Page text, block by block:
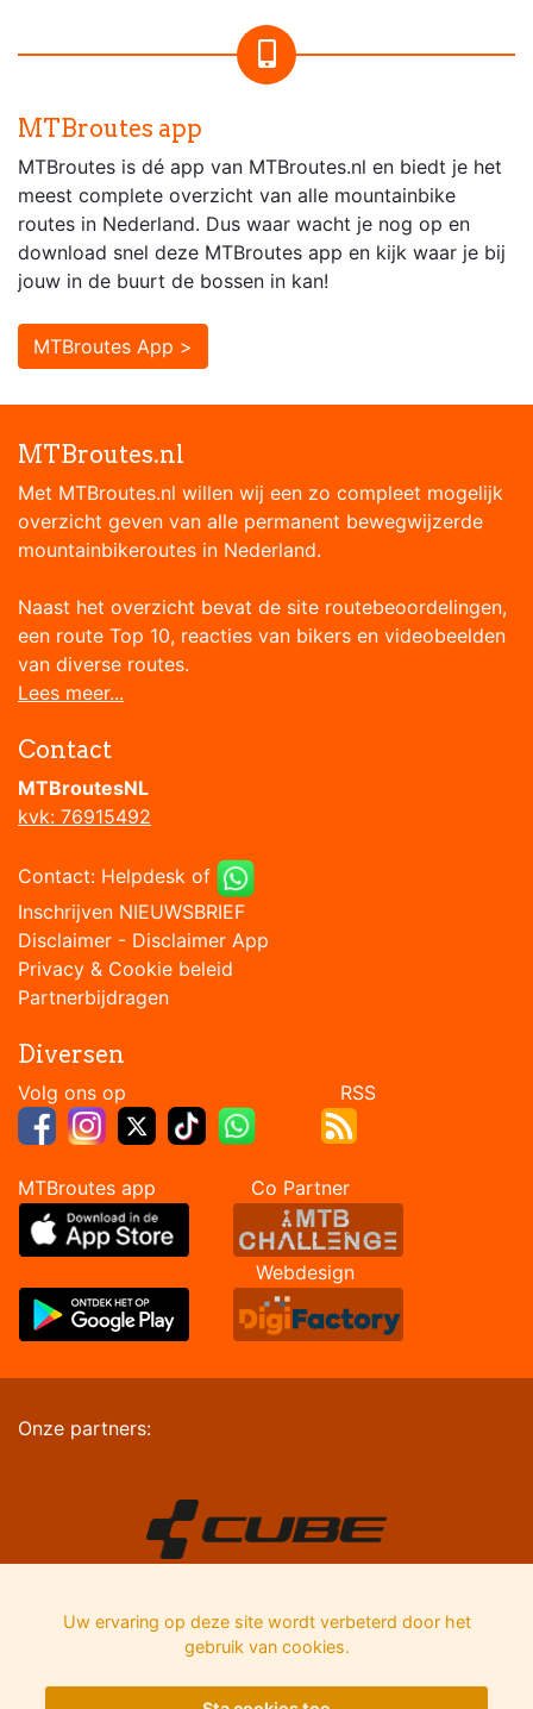
MTBroutes app
MTBroutes is dé app van MTBroutes.nl en biedt je het
meest complete overzicht van alle mountainbike
routes in Nederland. Dus waar wacht je nog op en
download snel deze MTBroutes app en kijk waar je bij
jouw in de buurt de bossen in kan!
MTBroutes App >
MTBroutes.nl
Met MTBroutes.nl willen wij een zo compleet mogelijk
overzicht geven van alle permanent bewegwijzerde
mountainbikeroutes in Nederland.
Naast het overzicht bevat de site routebeoordelingen,
een route Top 10, reacties van bikers en videobeelden
van diverse routes.
Lees meer...
Contact
MTBroutesNL
kvk: 76915492
Contact: Helpdesk of
Inschrijven NIEUWSBRIEF
Disclaimer - Disclaimer App
Privacy & Cookie beleid
Partnerbijdragen
Diversen
Volg ons op RSS
MTBroutes app Co Partner
Webdesign
Onze partners:
Uw ervaring op deze site wordt verbeterd door het
gebruik van cookies.